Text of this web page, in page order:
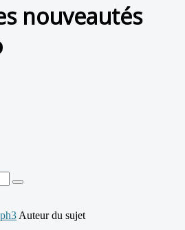
nouveautés
Auteur du sujet